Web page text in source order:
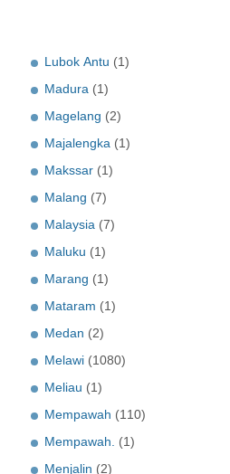
Lubok Antu (1)
Madura (1)
Magelang (2)
Majalengka (1)
Makssar (1)
Malang (7)
Malaysia (7)
Maluku (1)
Marang (1)
Mataram (1)
Medan (2)
Melawi (1080)
Meliau (1)
Mempawah (110)
Mempawah. (1)
Menjalin (2)